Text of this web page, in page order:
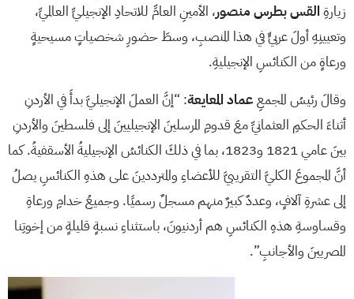
زيارةِ القس بطرس منصور، الأمينِ العامِّ للاتحادِ الإنجيليِّ العالميِّ،
وتعيينِهِ أولَ عربيٍّ في هذا المنصبِ، وسطَ حضورِ شخصياتٍ مسيحيةٍ
ورعاةٍ من الكنائسِ الإنجيليةِ.
وقالَ رئيسُ المجمعِعماد المعايعة: “إنَّ العملَ الإنجيليَّ بدأَ في الأردنِ
أثناءَ الحكمِ العثمانيِّ معَ قدومِ المرسلينَ الإنجيليينَ إلى فلسطينَ والأردنِ
بينَ عامي 1821 و1823، بما في ذلكَ الكنائسُ الإنجيليةُ الأسقفيةُ. كما
أنَّ المجموعَ الكليَّ التقريبيَّ للأعضاءِ والمترددينَ على هذهِ الكنائسِ يصلُ
إلى عشرةِ آلافٍ، وعددٌ كبيرٌ منهم مسجلٌ رسميًا. وجميعُ خدامِ ورعاةِ
وقساوسةِ هذهِ الكنائسِ هم أردنيونَ، باستثناءِ نسبةٍ قليلةٍ من إخوتِنا
المصريينَ والأجانبِ”.